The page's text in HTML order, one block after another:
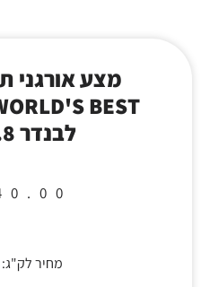
מצע אורגני
לבנדר 6.8 ק"ג
מחיר לק"ג: 20.59₪